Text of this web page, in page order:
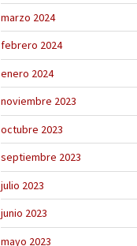
marzo 2024
febrero 2024
enero 2024
noviembre 2023
octubre 2023
septiembre 2023
julio 2023
junio 2023
mayo 2023